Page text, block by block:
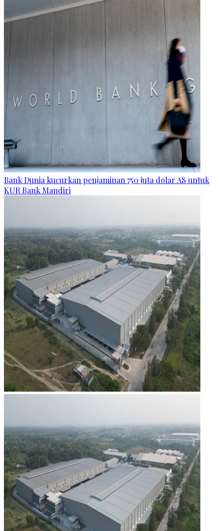
Bank Dunia kucurkan penjaminan 750 juta dolar AS untuk
KUR Bank Mandiri